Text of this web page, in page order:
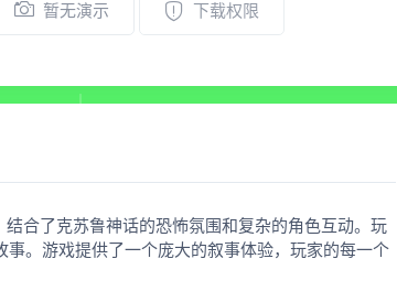
暂无演示 下载权限
合了克苏鲁神话的恐怖氛围和复杂的角色互动。玩
。游戏提供了一个庞大的叙事体验，玩家的每一个